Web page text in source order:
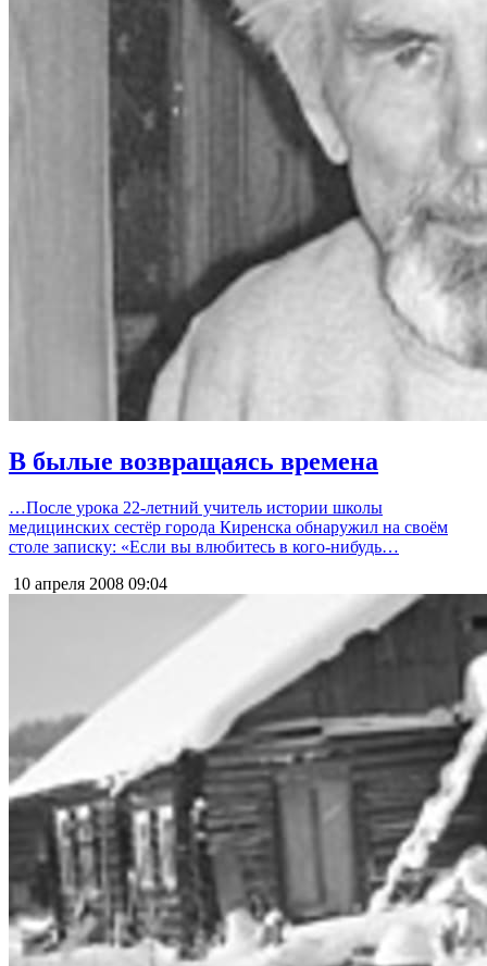
В былые возвращаясь времена
…После урока 22-летний учитель истории школы
медицинских сестёр города Киренска обнаружил на своём
столе записку: «Если вы влюбитесь в кого-нибудь…
10 апреля 2008 09:04